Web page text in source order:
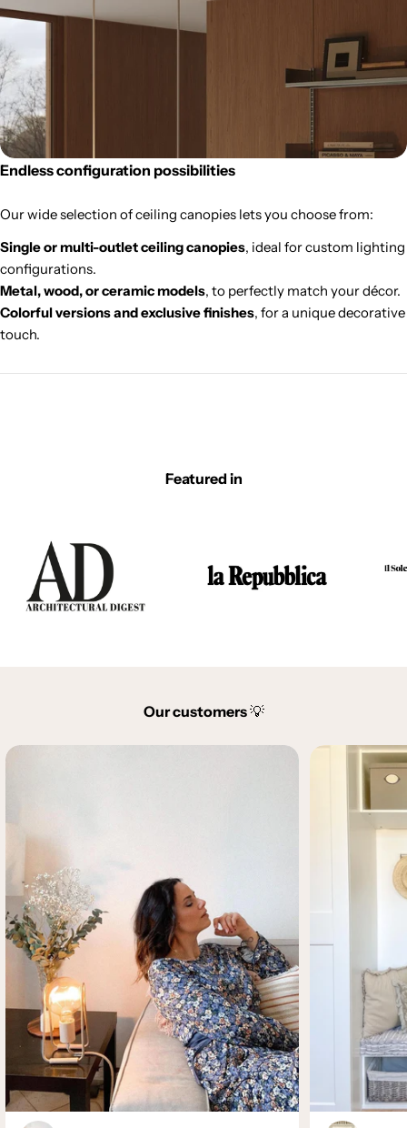
Endless configuration possibilities
Our wide selection of ceiling canopies lets you choose from:
Single or multi-outlet ceiling canopies, ideal for custom lighting
configurations.
Metal, wood, or ceramic models, to perfectly match your décor.
Colorful versions and exclusive finishes, for a unique decorative
touch.
Featured in
Our customers💡